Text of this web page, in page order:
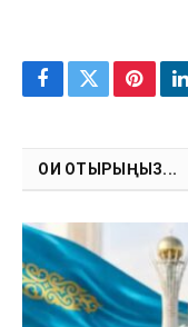
Facebook
Twitter
ОҚИ ОТЫРЫҢЫЗ...